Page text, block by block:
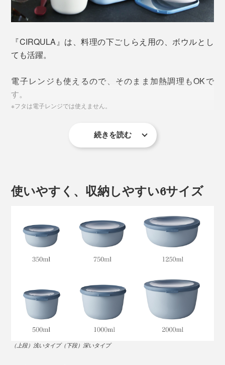
安心して保存でき、どんな料理・食材にも万能。
ーベキューやピクニック、持ち寄りパーティにも活躍し
ます。
『CIRQULA』は、料理の下ごしらえ用の、ボウルとし
ても活躍。
電子レンジも使えるので、そのまま加熱調理もOKで
す。
※フタは電子レンジでは使えません。
北欧らしいツヤ消しのニュアンスカラーと、温かみのあ
るフォルムは、食器としても使えるデザイン。
続きを読む
使いやすく、収納しやすい6サイズ
（上段）浅いタイプ（下段）深いタイプ